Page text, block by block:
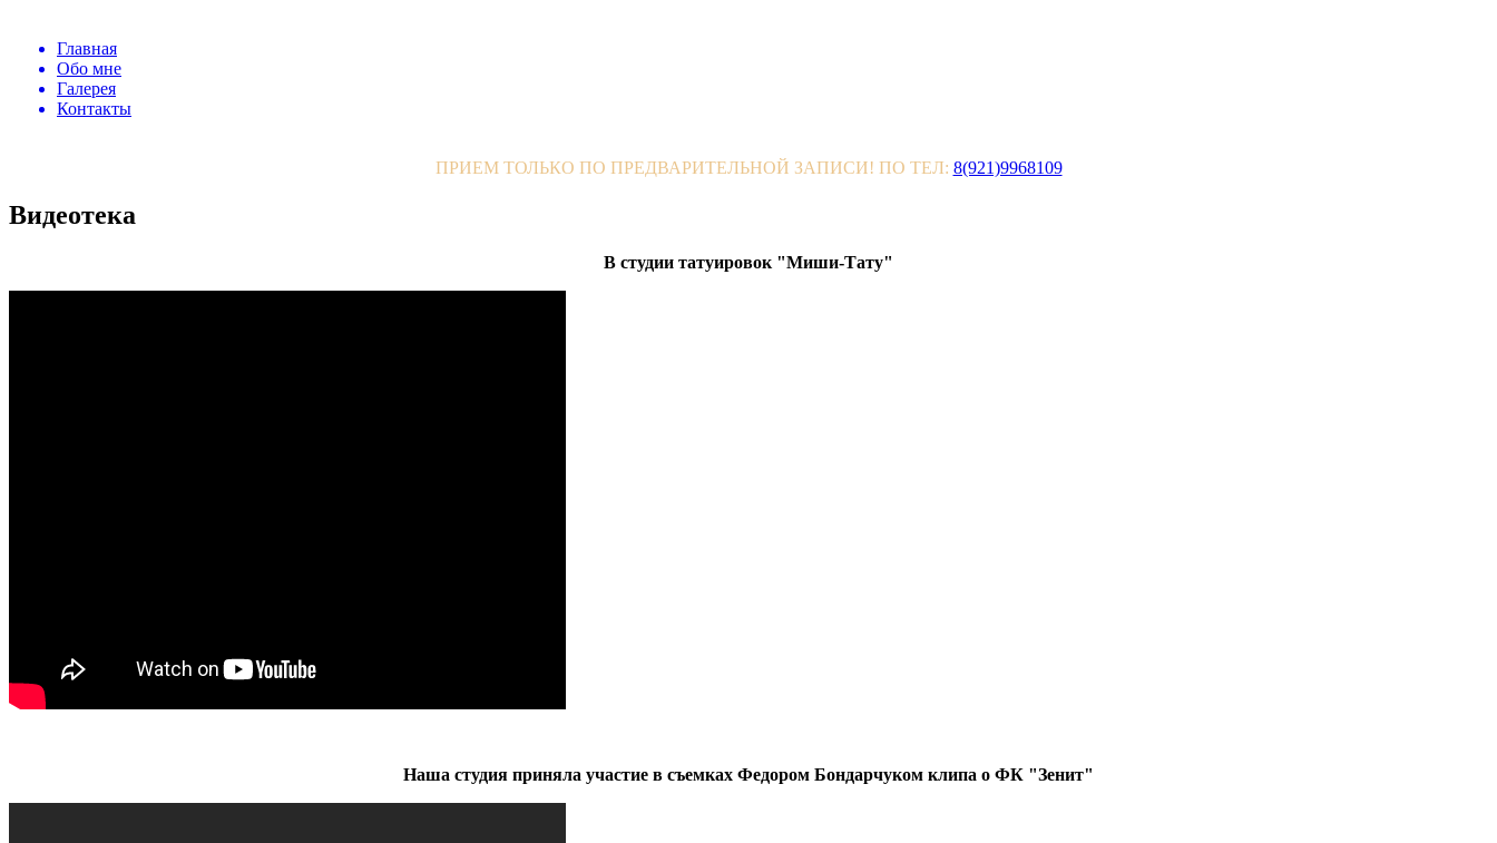
Главная
Обо мне
Галерея
Контакты
ПРИЕМ ТОЛЬКО ПО ПРЕДВАРИТЕЛЬНОЙ ЗАПИСИ! ПО ТЕЛ: 8(921)9968109
Видеотека
В студии татуировок "Миши-Тату"
Наша студия приняла участие в съемках Федором Бондарчуком клипа о ФК "Зенит"